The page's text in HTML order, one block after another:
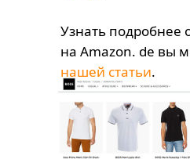
Узнать подробнее
на Amazon. de вы
нашей статьи.